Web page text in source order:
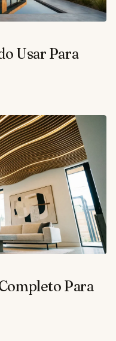
Usar Para
Para